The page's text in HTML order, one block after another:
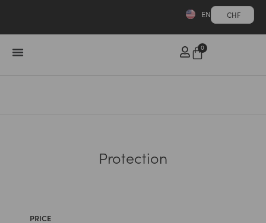
CHF
EN
0
Protection
PRICE